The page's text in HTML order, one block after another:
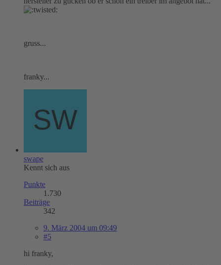
gruss...
franky...
swape
Kennt sich aus
Punkte
1.730
Beiträge
342
9. März 2004 um 09:49
#5
hi franky,